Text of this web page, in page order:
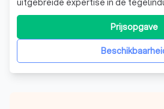
uitgebreide expertise in de
van de Billa Group hebben we in de
sterke positie verworven op de
wortels in België, Albanië en Spanje,
Prijsopgave